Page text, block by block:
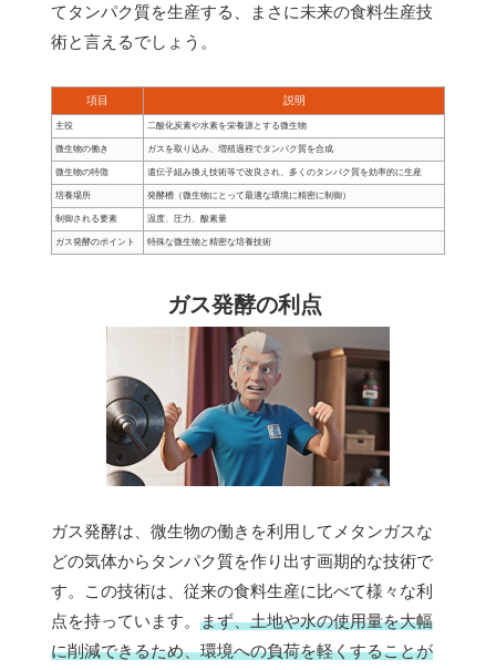
てタンパク質を生産する、まさに未来の食料生産技
術と言えるでしょう。
項目 説明
主役 二酸化炭素や水素を栄養源とする微生物
微生物の働き ガスを取り込み、増殖過程でタンパク質を合成
微生物の特徴 遺伝子組み換え技術等で改良され、多くのタンパク質を効率的に生産
培養場所 発酵槽（微生物にとって最適な環境に精密に制御）
制御される要素 温度、圧力、酸素量
ガス発酵のポイント 特殊な微生物と精密な培養技術
ガス発酵の利点
ガス発酵は、微生物の働きを利用してメタンガスな
どの気体からタンパク質を作り出す画期的な技術で
す。この技術は、従来の食料生産に比べて様々な利
点を持っています。 まず、土地や水の使用量を大幅
に削減できるため、環境への負荷を軽くすることが